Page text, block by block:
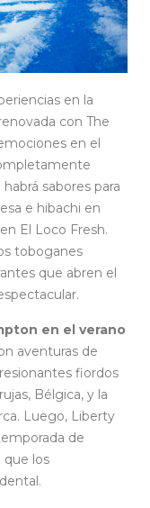
en la
con The
en el
sabores para
e hibachi en
El Loco Fresh.
toboganes
que abren el
en el verano
aventuras de
fiordos
Bélgica, y la
Luego, Liberty
de
que los